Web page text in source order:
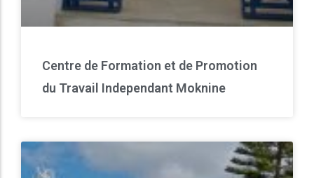
Centre de Formation et de Promotion
du Travail Independant Moknine